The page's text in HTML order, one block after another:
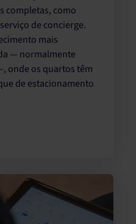
completas, como
de concierge.
mais
— normalmente
onde os quartos têm
de estacionamento